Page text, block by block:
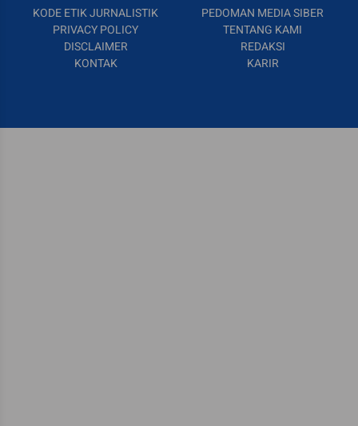
KODE ETIK JURNALISTIK
PEDOMAN MEDIA SIBER
PRIVACY POLICY
TENTANG KAMI
DISCLAIMER
REDAKSI
KONTAK
KARIR